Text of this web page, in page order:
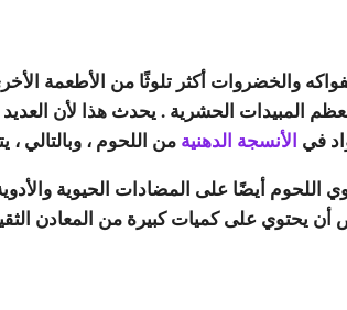
والخضروات أكثر تلوثًا من الأطعمة
المبيدات الحشرية . يحدث هذا لأن العديد
في الأنسجة الدهنية من اللحوم ، وبالتالي
أيضًا على المضادات الحيوية والأدوية
يحتوي على كميات كبيرة من المعادن